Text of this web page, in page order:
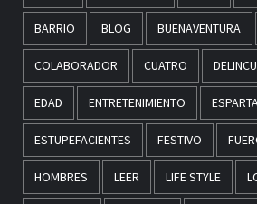
BARRIO BLOG BUENAVENTURA
COLABORADOR CUATRO
EDAD ENTRETENIMIENTO
ESTUPEFACIENTES FESTIVO
HOMBRES LEER LIFE STYLE